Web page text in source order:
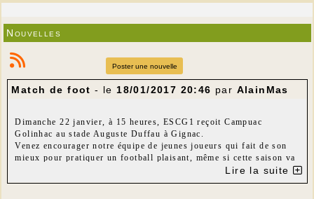
Nouvelles
Poster une nouvelle
Match de foot - le18/01/2017 20:46 par AlainMas
Dimanche 22 janvier, à 15 heures, ESCG1 reçoit Campuac
Golinhac au stade Auguste Duffau à Gignac.
Venez encourager notre équipe de jeunes joueurs qui fait de son
mieux pour pratiquer un football plaisant, même si cette saison va
Lire la suite